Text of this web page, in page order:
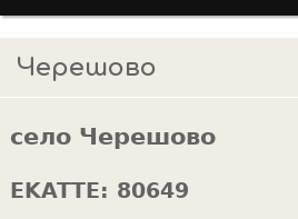
r
c
h
f
r
и
o
u
r
e
Черешово
село Черешово
EKATTE: 80649